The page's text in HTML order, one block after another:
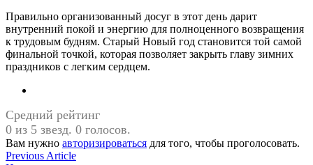
Правильно организованный досуг в этот день дарит
внутренний покой и энергию для полноценного возвращения
к трудовым будням. Старый Новый год становится той самой
финальной точкой, которая позволяет закрыть главу зимних
праздников с легким сердцем.
Средний рейтинг
0 из 5 звезд. 0 голосов.
Вам нужно авторизироваться для того, чтобы проголосовать.
Навигация
Previous ArticlePrevious